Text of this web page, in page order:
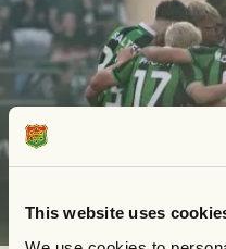
This website uses